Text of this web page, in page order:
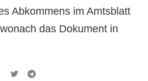
Abkommens im Amtsblatt
das Dokument in